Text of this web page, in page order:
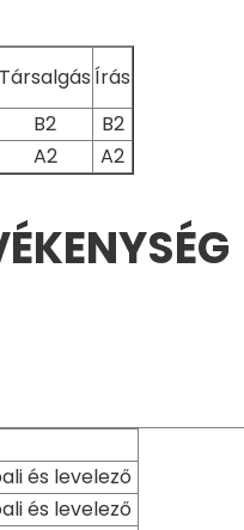
TársalgásÍrás
B2
B2
A2 A2
és levelező
és levelező